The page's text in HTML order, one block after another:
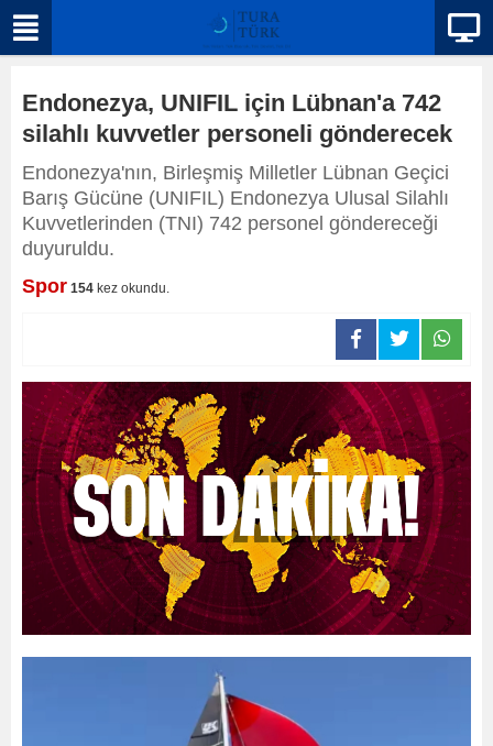
Endonezya, UNIFIL için Lübnan'a 742
silahlı kuvvetler personeli gönderecek
Endonezya'nın, Birleşmiş Milletler Lübnan Geçici
Barış Gücüne (UNIFIL) Endonezya Ulusal Silahlı
Kuvvetlerinden (TNI) 742 personel göndereceği
duyuruldu.
Spor 154 kez okundu.